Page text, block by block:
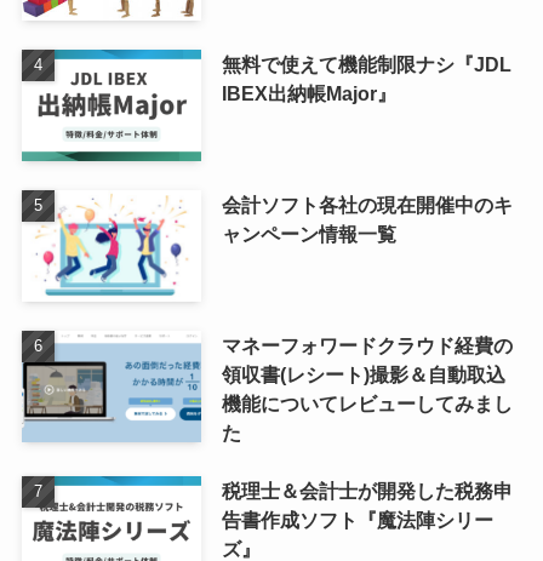
無料で使えて機能制限ナシ『JDL
IBEX出納帳Major』
会計ソフト各社の現在開催中のキ
ャンペーン情報一覧
マネーフォワードクラウド経費の
領収書(レシート)撮影＆自動取込
機能についてレビューしてみまし
た
税理士＆会計士が開発した税務申
告書作成ソフト『魔法陣シリー
ズ』